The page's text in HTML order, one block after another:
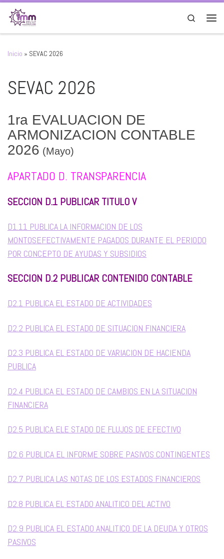
Saltar al contenido
Search
Inicio » SEVAC 2026
SEVAC 2026
1ra EVALUACION DE
ARMONIZACION CONTABLE
2026 (Mayo)
APARTADO D. TRANSPARENCIA
SECCION D.1 PUBLICAR TITULO V
D1.11 PUBLICA LA INFORMACION DE LOS
MONTOSEFECTIVAMENTE PAGADOS DURANTE EL PERIODO
POR CONCEPTO DE AYUDAS Y SUBSIDIOS
SECCION D.2 PUBLICAR CONTENIDO CONTABLE
D2.1 PUBLICA EL ESTADO DE ACTIVIDADES
D2.2 PUBLICA EL ESTADO DE SITUACION FINANCIERA
D2.3 PUBLICA EL ESTADO DE VARIACION DE HACIENDA
PUBLICA
D2.4 PUBLICA EL ESTADO DE CAMBIOS EN LA SITUACION
FINANCIERA
D2.5 PUBLICA ELE STADO DE FLUJOS DE EFECTIVO
D2.6 PUBLICA EL INFORME SOBRE PASIVOS CONTINGENTES
D2.7 PUBLICA LAS NOTAS DE LOS ESTADOS FINANCIEROS
D2.8 PUBLICA EL ESTADO ANALITICO DEL ACTIVO
D2.9 PUBLICA EL ESTADO ANALITICO DE LA DEUDA Y OTROS
PASIVOS